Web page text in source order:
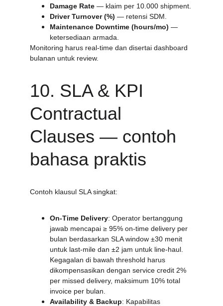
Damage Rate — klaim per 10.000 shipment.
Driver Turnover (%) — retensi SDM.
Maintenance Downtime (hours/mo) —
ketersediaan armada.
Monitoring harus real-time dan disertai dashboard
bulanan untuk review.
10. SLA & KPI
Contractual
Clauses — contoh
bahasa praktis
Contoh klausul SLA singkat:
On-Time Delivery: Operator bertanggung
jawab mencapai ≥ 95% on-time delivery per
bulan berdasarkan SLA window ±30 menit
untuk last-mile dan ±2 jam untuk line-haul.
Kegagalan di bawah threshold harus
dikompensasikan dengan service credit 2%
per missed delivery, maksimum 10% total
invoice per bulan.
Availability & Backup: Kapabilitas